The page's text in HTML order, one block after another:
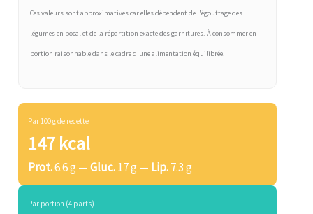
Ces valeurs sont approximatives car elles dépendent de l'égouttage des
légumes en bocal et de la répartition exacte des garnitures. À consommer en
portion raisonnable dans le cadre d'une alimentation équilibrée.
Par 100 g de recette
147 kcal
Prot.6.6 g —Gluc.17 g — Lip.7.3 g
Par portion (4 parts)